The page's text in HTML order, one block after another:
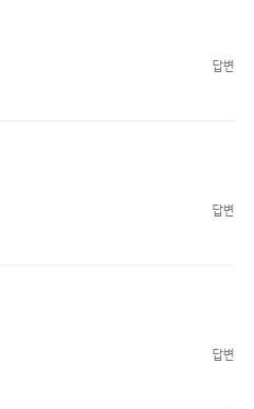
답변
답변
답변